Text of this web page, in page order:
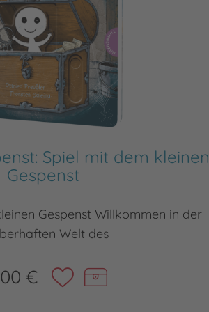
Spiel mit dem kleinen
Gespenst
Gespenst Willkommen in der
Welt des
€